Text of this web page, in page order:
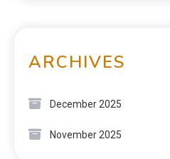
ARCHIVES
December 2025
November 2025